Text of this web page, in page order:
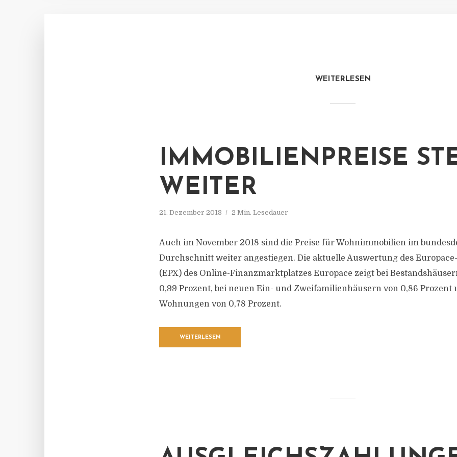
WEITERLESEN
IMMOBILIENPREISE
WEITER
21. Dezember 2018 2 Min. Lesedauer
Auch im November 2018 sind die Preise für Wohnimmobilien im
Durchschnitt weiter angestiegen. Die aktuelle Auswertung des
(EPX) des Online-Finanzmarktplatzes Europace zeigt bei
0,99 Prozent, bei neuen Ein- und Zweifamilienhäusern von 0,86 Prozent
Wohnungen von 0,78 Prozent.
WEITERLESEN